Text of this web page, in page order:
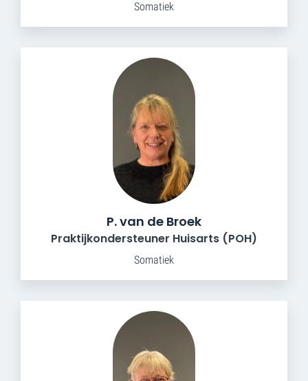
Somatiek
P. van de Broek
Praktijkondersteuner Huisarts (POH)
Somatiek